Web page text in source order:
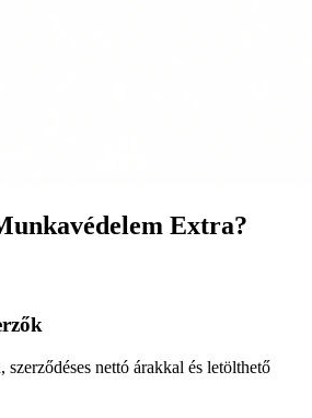
Extra?
nettó árakkal és letölthető